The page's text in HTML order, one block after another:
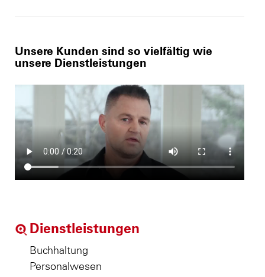
Unsere Kunden sind so vielfältig wie
unsere Dienstleistungen
Dienstleistungen
Buchhaltung
Personalwesen